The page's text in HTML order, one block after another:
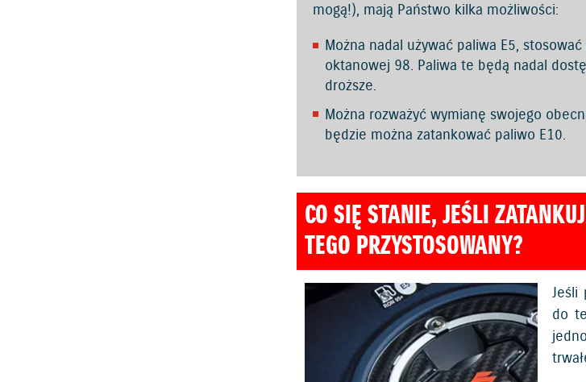
mogą!), mają Państwo kilka możliwości:
Można nadal używać paliwa E5,
oktanowej 98. Paliwa te będą nadal
droższe.
Można rozważyć wymianę swojego
będzie można zatankować paliwo E10.
CO SIĘ STANIE, JEŚLI
TEGO PRZYSTOSOWANY?
Jeśli
do